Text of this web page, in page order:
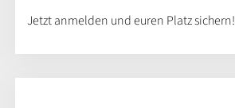
Jetzt anmelden und euren Platz sichern!